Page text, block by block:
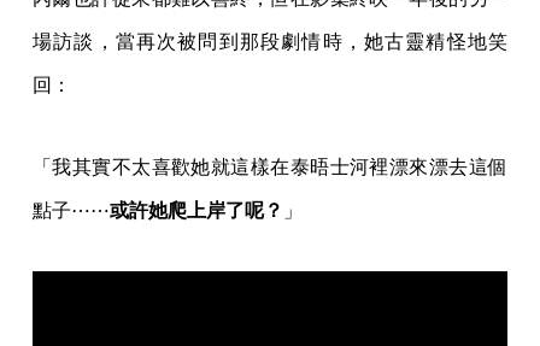
場訪談，當再次被問到那段劇情時，她古靈精怪地笑
回：
「我其實不太喜歡她就這樣在泰晤士河裡漂來漂去這個
點子⋯⋯或許她爬上岸了呢？ 」